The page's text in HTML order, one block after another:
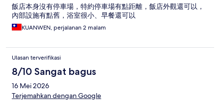
飯店本身沒有停車場，特約停車場有點距離，飯店外觀還可以，
內部設施有點舊，浴室很小、早餐還可以
KUANWEN, perjalanan 2 malam
Ulasan terverifikasi
8/10 Sangat bagus
16 Mei 2026
Terjemahkan dengan Google